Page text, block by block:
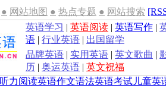
● 网站地图 ● 热点专题 ● 网站搜索
英语学习 | 英语阅读 | 英语写作 |
语 | 行业英语 | 出国留学
品牌英语 | 实用英语 | 英文歌曲 |
历 | 奥运英语 | 英文祝福
听力阅读英语作文语法英语考试 儿童英